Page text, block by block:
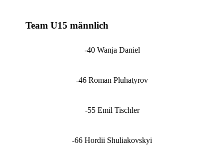
Team U15 männlich
-40 Wanja Daniel
-46 Roman Pluhatyrov
-55 Emil Tischler
-66 Hordii Shuliakovskyi